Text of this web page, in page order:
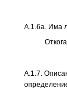
А.1.6а. Има
А.1.7.